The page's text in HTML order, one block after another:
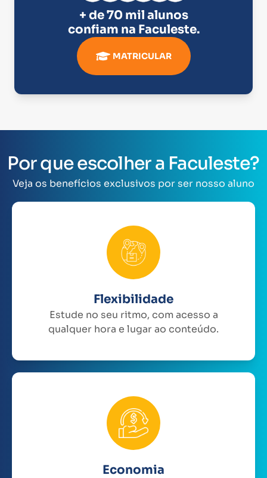
+ de 70 mil alunos
confiam na Faculeste.
MATRICULAR
Por que escolher a Faculeste?
Veja os benefícios exclusivos por ser nosso aluno
Flexibilidade
Estude no seu ritmo, com acesso a
qualquer hora e lugar ao conteúdo.
Economia